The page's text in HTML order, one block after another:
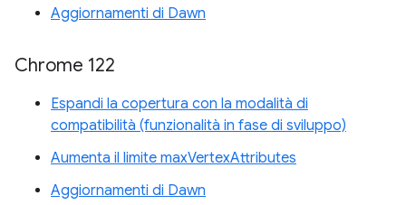
Aggiornamenti di Dawn
Chrome 122
Espandi la copertura con la modalità di
compatibilità (funzionalità in fase di sviluppo)
Aumenta il limite maxVertexAttributes
Aggiornamenti di Dawn